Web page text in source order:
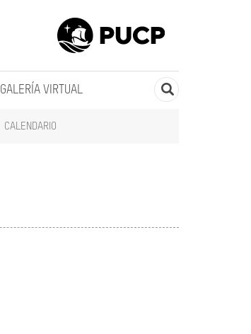
CALENDARIO
GALERÍA VIRTUAL